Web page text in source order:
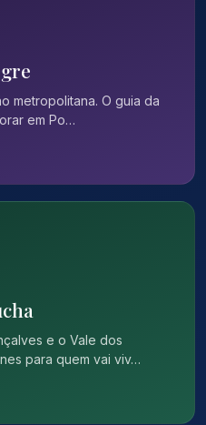
metropolitana. O guia da
em Po…
e o Vale dos
para quem vai viv…